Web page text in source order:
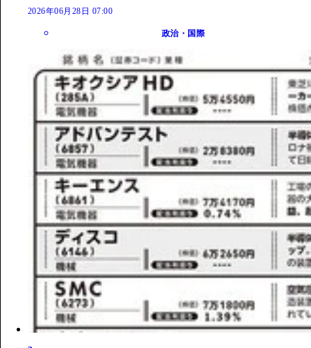
2026年06月28日 07:00
政治・国際